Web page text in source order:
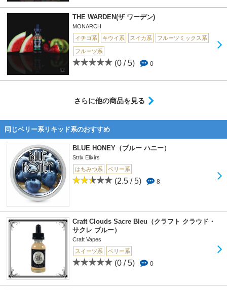
THE WARDEN(ザ ワーデン)
MONARCH
イチゴ系
キウイ系 スイカ系 フルーツミックス系
フルーツ系
(0 / 5) 0
さらに他の商品を見る
同じベリー系リキッド系のおすすめ
BLUE HONEY（ブルー ハニー）
Strix Elixirs
はちみつ系
ベリー系
(2.5 / 5) 8
Craft Clouds Sacre Bleu（クラフト クラウド・
サクレ ブルー）
Craft Vapes
スイーツ系
ベリー系
(0 / 5) 0